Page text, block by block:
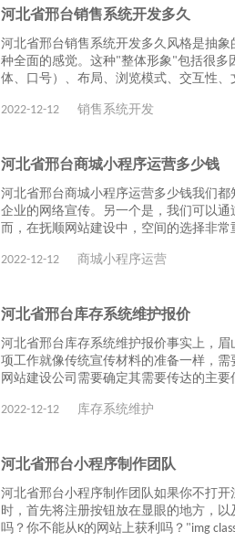
河北省邢台销售系统开发多久
河北省邢台销售系统开发多久风格是抽
种全面的感觉。这种"整体形象"包括很多
体、口号）、布局、浏览模式、交互性、
2022-12-12 销售系统开发
河北省邢台商城小程序运营多少钱
河北省邢台商城小程序运营多少钱我们
企业的网络宣传。另一个是，我们可以
而，在抚顺网站建设中，空间的选择非
2022-12-12 商城小程序运营
河北省邢台库存系统维护报价
河北省邢台库存系统维护报价事实上，
项工作就像传统宣传材料的准备一样，
网站建设公司需要确定其需要传达的主
2022-12-12 库存系统维护
河北省邢台小程序制作团队
河北省邢台小程序制作团队如果你不打
时，首先将注册按钮放在显眼的地方，
吗？你不能从K的网站上获利吗？"img